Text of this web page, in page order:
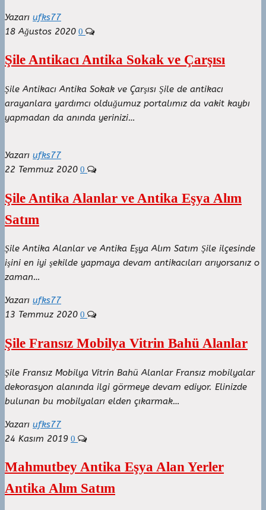
Yazarı ufks77
18 Ağustos 2020 0
Şile Antikacı Antika Sokak ve Çarşısı
Şile Antikacı Antika Sokak ve Çarşısı Şile de antikacı
arayanlara yardımcı olduğumuz portalımız da vakit kaybı
yapmadan da anında yerinizi…
Yazarı ufks77
22 Temmuz 2020 0
Şile Antika Alanlar ve Antika Eşya Alım
Satım
Şile Antika Alanlar ve Antika Eşya Alım Satım Şile ilçesinde
işini en iyi şekilde yapmaya devam antikacıları arıyorsanız o
zaman…
Yazarı ufks77
13 Temmuz 2020 0
Şile Fransız Mobilya Vitrin Bahü Alanlar
Şile Fransız Mobilya Vitrin Bahü Alanlar Fransız mobilyalar
dekorasyon alanında ilgi görmeye devam ediyor. Elinizde
bulunan bu mobilyaları elden çıkarmak…
Yazarı ufks77
24 Kasım 2019 0
Mahmutbey Antika Eşya Alan Yerler
Antika Alım Satım